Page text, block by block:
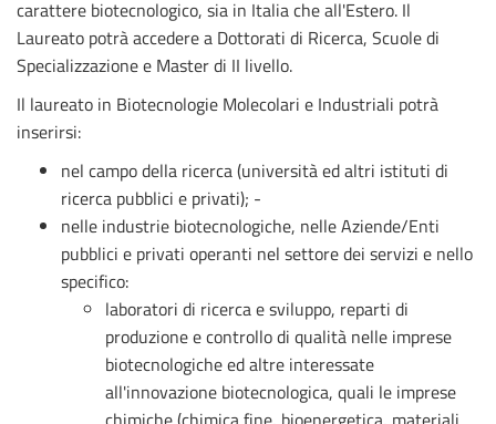
carattere biotecnologico, sia in Italia che all'Estero. Il
Laureato potrà accedere a Dottorati di Ricerca, Scuole di
Specializzazione e Master di II livello.
Il laureato in Biotecnologie Molecolari e Industriali potrà
inserirsi:
nel campo della ricerca (università ed altri istituti di
ricerca pubblici e privati); -
nelle industrie biotecnologiche, nelle Aziende/Enti
pubblici e privati operanti nel settore dei servizi e nello
specifico:
laboratori di ricerca e sviluppo, reparti di
produzione e controllo di qualità nelle imprese
biotecnologiche ed altre interessate
all'innovazione biotecnologica, quali le imprese